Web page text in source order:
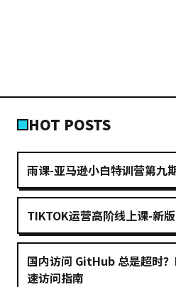
HOT POSTS
雨课-亚马逊小白特训营第九
TIKTOK运营高阶线上课-新版
国内访问 GitHub 总是超时
速访问指南